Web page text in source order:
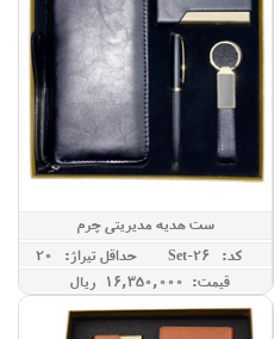
ست هدیه مدیریتی چرم
کد: Set-26
حداقل تيراژ: 20
قیمت: 16,350,000 ريال